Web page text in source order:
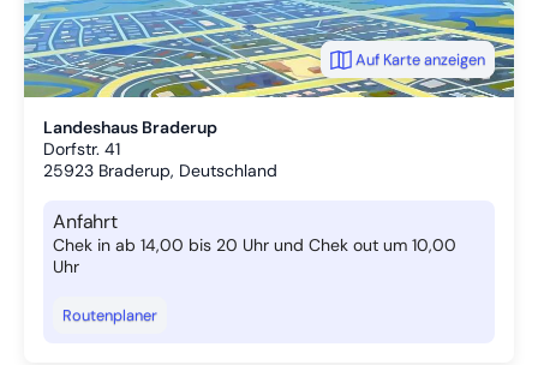
Landeshaus Braderup
Dorfstr. 41
25923 Braderup, Deutschland
Anfahrt
Chek in ab 14,00 bis 20 Uhr und Chek out um 10,00
Uhr
Routenplaner
Auf Karte anzeigen